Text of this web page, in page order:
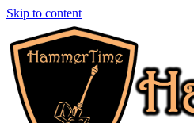
Skip to content